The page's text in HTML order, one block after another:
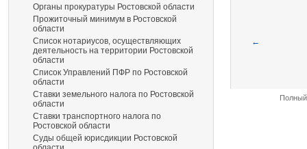
Органы прокуратуры Ростовской области
Прожиточный минимум в Ростовской
области
Список нотариусов, осуществляющих
деятельность на территории Ростовской
области
Список Управлений ПФР по Ростовской
области
Ставки земельного налога по Ростовской
области
Ставки транспортного налога по
Ростовской области
Суды общей юрисдикции Ростовской
←